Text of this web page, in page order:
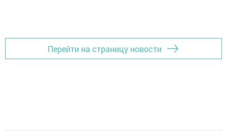
Перейти на страницу новости